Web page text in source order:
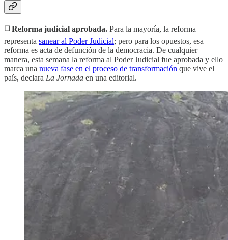
◻️ Reforma judicial aprobada. Para la mayoría, la reforma
representa sanear al Poder Judicial; pero para los opuestos, esa
reforma es acta de defunción de la democracia. De cualquier
manera, esta semana la reforma al Poder Judicial fue aprobada y ello
marca una nueva fase en el proceso de transformación que vive el
país, declara La Jornada en una editorial.